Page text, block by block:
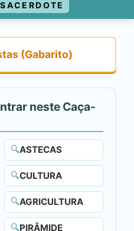
SACERDOTE
👁️ Ver Respostas (Gabarito)
neste Caça-
🔍ASTECAS
🔍CULTURA
🔍AGRICULTURA
🔍PIRÂMIDE